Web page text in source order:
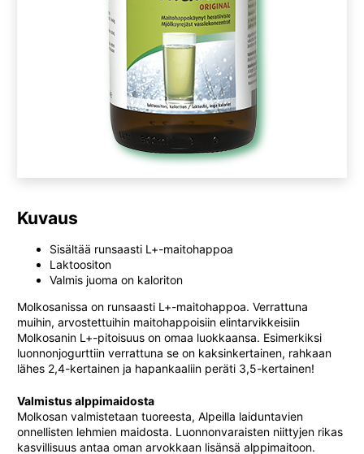
Kuvaus
Sisältää runsaasti L+-maitohappoa
Laktoositon
Valmis juoma on kaloriton
Molkosanissa on runsaasti L+-maitohappoa. Verrattuna
muihin, arvostettuihin maitohappoisiin elintarvikkeisiin
Molkosanin L+-pitoisuus on omaa luokkaansa. Esimerkiksi
luonnonjogurttiin verrattuna se on kaksinkertainen, rahkaan
lähes 2,4-kertainen ja hapankaaliin peräti 3,5-kertainen!
Valmistus alppimaidosta
Molkosan valmistetaan tuoreesta, Alpeilla laiduntavien
onnellisten lehmien maidosta. Luonnonvaraisten niittyjen rikas
kasvillisuus antaa oman arvokkaan lisänsä alppimaitoon.